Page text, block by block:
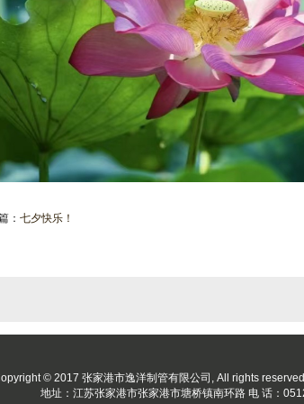
： 七夕快乐！
© 2017 张家港市逸洋制管有限公司, All rights
地址：江苏张家港市张家港市塘桥镇南环路 电 话：